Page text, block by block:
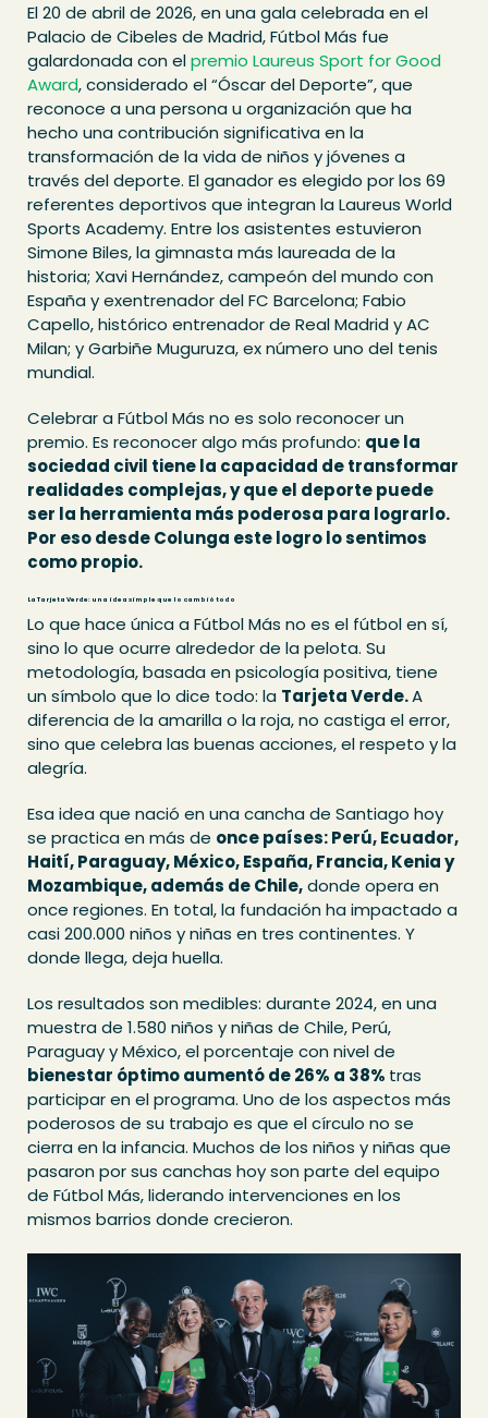
El 20 de abril de 2026, en una gala celebrada en el
Palacio de Cibeles de Madrid, Fútbol Más fue
galardonada con elpremio Laureus Sport for Good
Award, considerado el “Óscar del Deporte”, que
reconoce a una persona u organización que ha
hecho una contribución significativa en la
transformación de la vida de niños y jóvenes a
través del deporte. El ganador es elegido por los 69
referentes deportivos que integran la Laureus World
Sports Academy. Entre los asistentes estuvieron
Simone Biles, la gimnasta más laureada de la
historia; Xavi Hernández, campeón del mundo con
España y exentrenador del FC Barcelona; Fabio
Capello, histórico entrenador de Real Madrid y AC
Milan; y Garbiñe Muguruza, ex número uno del tenis
mundial.
Celebrar a Fútbol Más no es solo reconocer un
premio. Es reconocer algo más profundo: que la
sociedad civil tiene la capacidad de transformar
realidades complejas, y que el deporte puede
ser la herramienta más poderosa para lograrlo.
Por eso desde Colunga este logro lo sentimos
como propio.
La Tarjeta Verde: una idea simple que lo cambió todo
Lo que hace única a Fútbol Más no es el fútbol en sí,
sino lo que ocurre alrededor de la pelota. Su
metodología, basada en psicología positiva, tiene
un símbolo que lo dice todo: la Tarjeta Verde.A
diferencia de la amarilla o la roja, no castiga el error,
sino que celebra las buenas acciones, el respeto y la
alegría.
Esa idea que nació en una cancha de Santiago hoy
se practica en más de once países: Perú, Ecuador,
Haití, Paraguay, México, España, Francia, Kenia y
Mozambique, además de Chile,donde opera en
once regiones. En total, la fundación ha impactado a
casi 200.000 niños y niñas en tres continentes. Y
donde llega, deja huella.
Los resultados son medibles: durante 2024, en una
muestra de 1.580 niños y niñas de Chile, Perú,
Paraguay y México, el porcentaje con nivel de
bienestar óptimo aumentó de 26% a 38% tras
participar en el programa. Uno de los aspectos más
poderosos de su trabajo es que el círculo no se
cierra en la infancia. Muchos de los niños y niñas que
pasaron por sus canchas hoy son parte del equipo
de Fútbol Más, liderando intervenciones en los
mismos barrios donde crecieron.